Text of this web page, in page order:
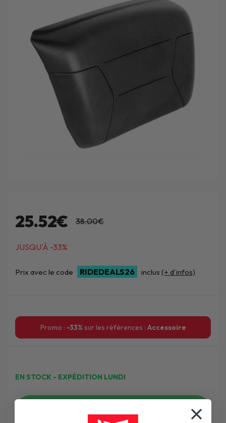
25.52€ 38.00€
JUSQU'À -33%
Prix avec le code RIDEDEALS26 inclus (+ d'infos)
Promo : -33%sur les références : Accessoire
EN STOCK - EXPÉDITION LUNDI